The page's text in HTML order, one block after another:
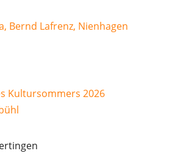
Bernd Lafrenz, Nienhagen
Kultursommers 2026